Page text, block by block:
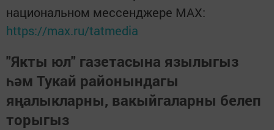
национальном мессенджере MАХ:
https://max.ru/tatmedia
"Якты юл" газетасына язылыгыз
һәм Тукай районындагы
яңалыкларны, вакыйгаларны белеп
торыгыз